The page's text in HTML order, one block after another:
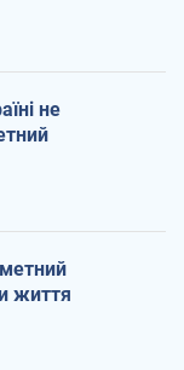
не
життя